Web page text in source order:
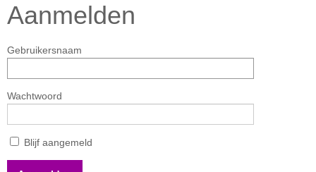
Aanmelden
Gebruikersnaam
Wachtwoord
Blijf aangemeld